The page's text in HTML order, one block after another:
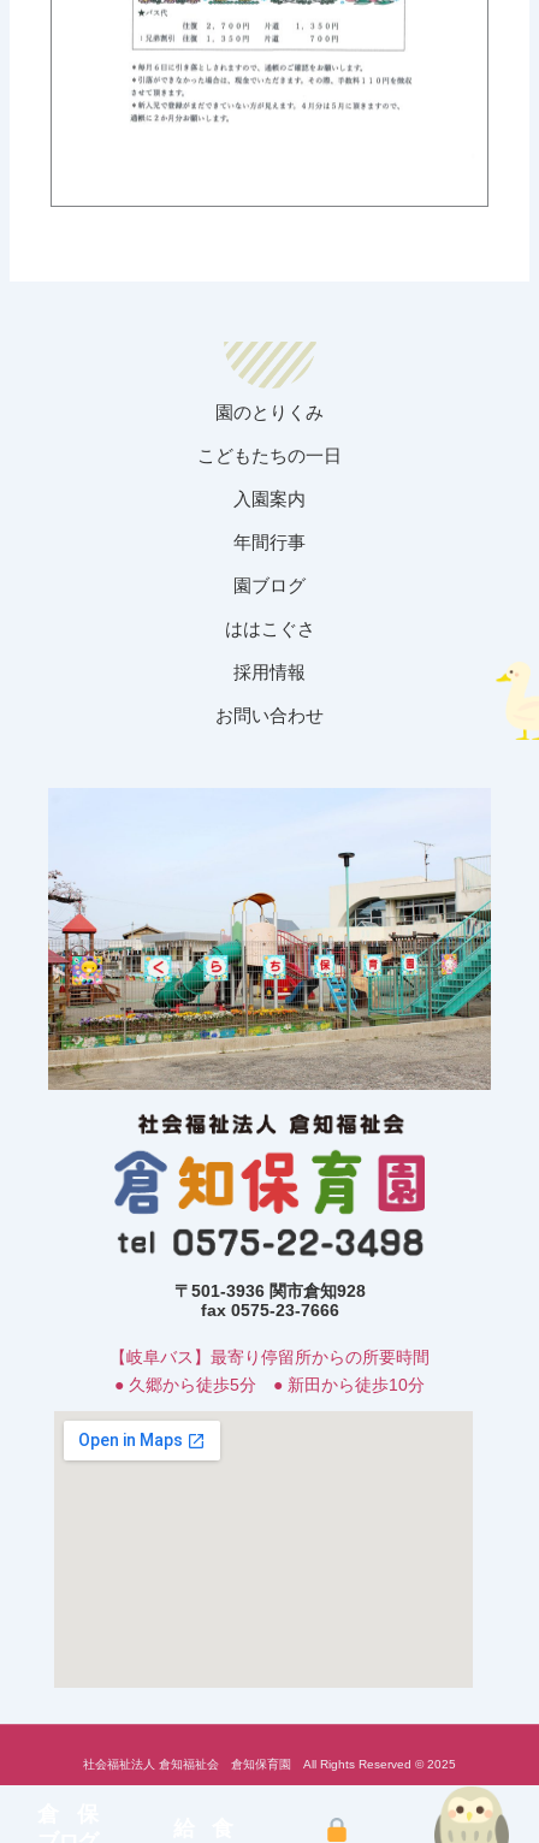
園のとりくみ
こどもたちの一日
入園案内
年間行事
園ブログ
ははこぐさ
採用情報
お問い合わせ
〒501-3936 関市倉知928
fax 0575-23-7666
【岐阜バス】最寄り停留所からの所要時間
● 久郷から徒歩5分 ● 新田から徒歩10分
社会福祉法人 倉知福祉会 倉知保育園 All Rights Reserved © 2025